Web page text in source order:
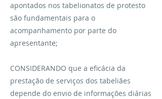
apontados nos tabelionatos de protesto
são fundamentais para o
acompanhamento por parte do
apresentante;
CONSIDERANDO que a eficácia da
prestação de serviços dos tabeliães
depende do envio de informações diárias